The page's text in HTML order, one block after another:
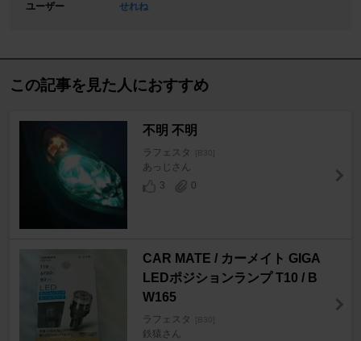
ユーザー
せれね
この記事を見た人におすすめ
不明 不明
ラフェスタ [B30]
あっじさん
3
0
CAR MATE / カーメイト GIGA
LEDポジションランプ T10 / B
W165
ラフェスタ [B30]
鉄猿さん